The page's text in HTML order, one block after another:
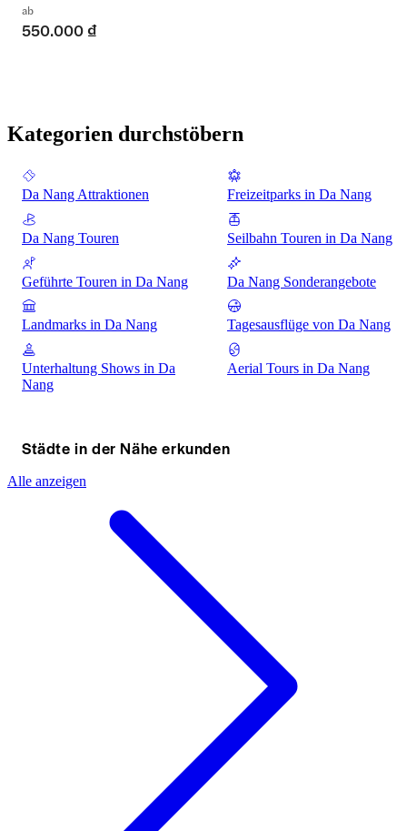
ab
550.000 ₫
Kategorien durchstöbern
Da Nang Attraktionen Freizeitparks in Da Nang
Da Nang Touren Seilbahn Touren in Da Nang
Geführte Touren in Da Nang Da Nang Sonderangebote
Landmarks in Da Nang Tagesausflüge von Da Nang
Unterhaltung Shows in Da
Nang
Aerial Tours in Da Nang
Städte in der Nähe erkunden
Alle anzeigen